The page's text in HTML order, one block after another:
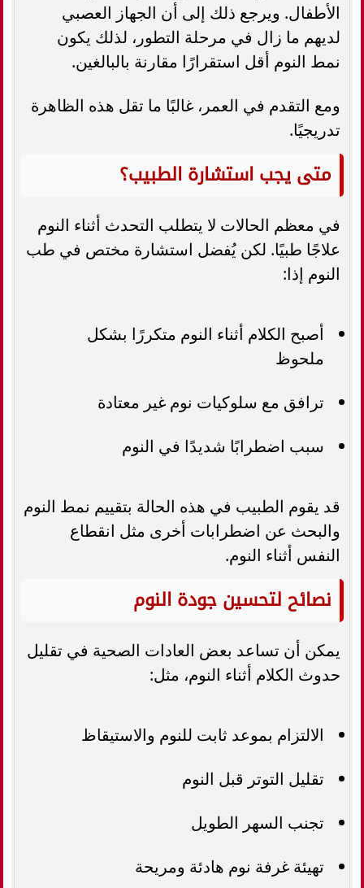
الأطفال. ويرجع ذلك إلى أن الجهاز العصبي
لديهم ما زال في مرحلة التطور، لذلك يكون
نمط النوم أقل استقرارًا مقارنة بالبالغين.
ومع التقدم في العمر، غالبًا ما تقل هذه الظاهرة
تدريجيًا.
متى يجب استشارة الطبيب؟
في معظم الحالات لا يتطلب التحدث أثناء النوم
علاجًا طبيًا. لكن يُفضل استشارة مختص في طب
النوم إذا:
أصبح الكلام أثناء النوم متكررًا بشكل
ملحوظ
ترافق مع سلوكيات نوم غير معتادة
سبب اضطرابًا شديدًا في النوم
قد يقوم الطبيب في هذه الحالة بتقييم نمط النوم
والبحث عن اضطرابات أخرى مثل انقطاع
النفس أثناء النوم.
نصائح لتحسين جودة النوم
يمكن أن تساعد بعض العادات الصحية في تقليل
حدوث الكلام أثناء النوم، مثل:
الالتزام بموعد ثابت للنوم والاستيقاظ
تقليل التوتر قبل النوم
تجنب السهر الطويل
تهيئة غرفة نوم هادئة ومريحة